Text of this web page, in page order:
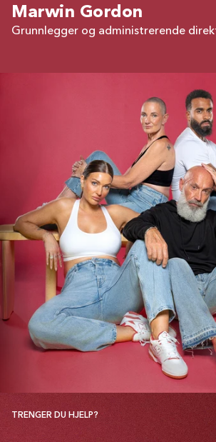
Marwin Gordon
Grunnlegger og administrerende
TRENGER DU HJELP?